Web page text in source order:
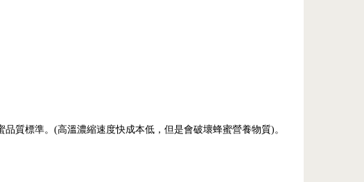
質標準。(高溫濃縮速度快成本低，但是會破壞蜂蜜營養物質)。